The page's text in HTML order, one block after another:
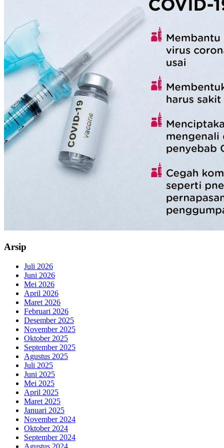
Arsip
Juli 2026
Juni 2026
Mei 2026
April 2026
Maret 2026
Februari 2026
Desember 2025
November 2025
Oktober 2025
September 2025
Agustus 2025
Juli 2025
Juni 2025
Mei 2025
April 2025
Maret 2025
Januari 2025
November 2024
Oktober 2024
September 2024